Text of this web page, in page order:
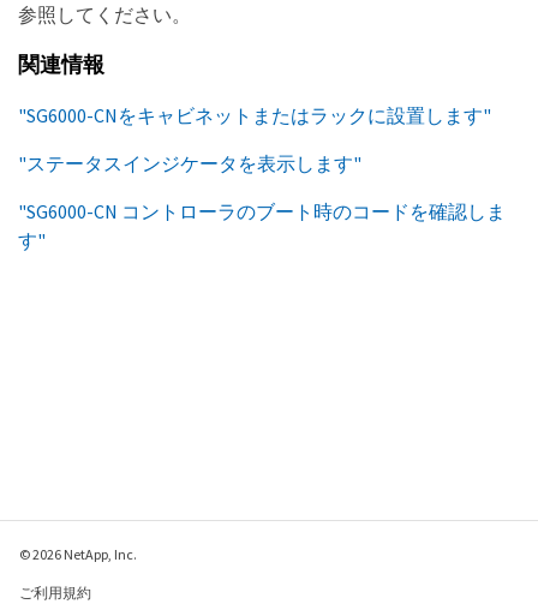
参照してください。
関連情報
"SG6000-CNをキャビネットまたはラックに設置します"
"ステータスインジケータを表示します"
"SG6000-CN コントローラのブート時のコードを確認しま
す"
© 2026 NetApp, Inc.
ご利用規約